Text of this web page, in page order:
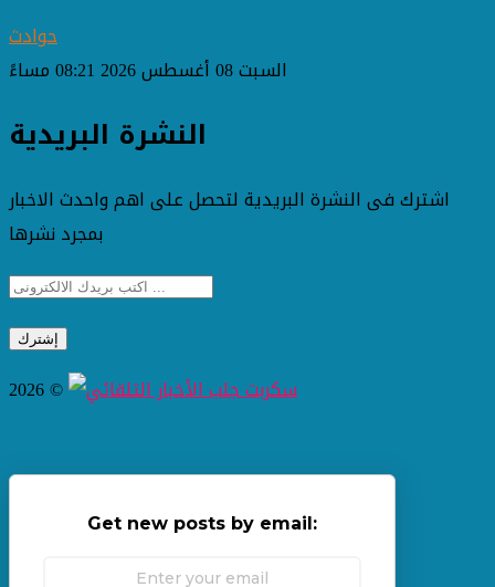
حوادث
السبت 08 أغسطس 2026 08:21 مساءً
النشرة البريدية
اشترك فى النشرة البريدية لتحصل على اهم واحدث الاخبار
بمجرد نشرها
2026 ©
Get new posts by email: